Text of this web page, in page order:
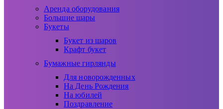
Аренда оборудования
Большие шары
Букеты
Букет из шаров
Крафт букет
Бумажные гирлянды
Для новорожденных
На День Рождения
На юбилей
Поздравление